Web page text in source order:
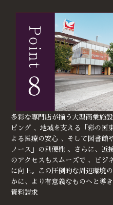
多彩な専門店が揃う大型商業施
ピング 、地域を支える「彩の国
よる医療の安心 、そして図書館
ノース」の利便性 。さらに、近
のアクセスもスムーズで 、ビジ
に向上。この圧倒的な周辺環境
かに、より有意義なものへと導き
資料請求